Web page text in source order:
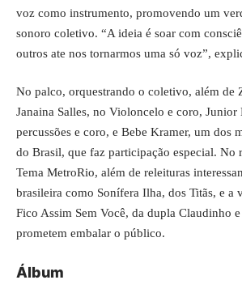
voz como instrumento, promovendo um
sonoro coletivo. “A ideia é soar com
outros ate nos tornarmos uma só voz”,
No palco, orquestrando o coletivo, além de
Janaina Salles, no Violoncelo e coro, Junior
percussões e coro, e Bebe Kramer, um dos
do Brasil, que faz participação especial. No
Tema MetroRio, além de releituras
brasileira como Sonífera Ilha, dos Titãs, e a
Fico Assim Sem Você, da dupla Claudinho
prometem embalar o público.
Álbum